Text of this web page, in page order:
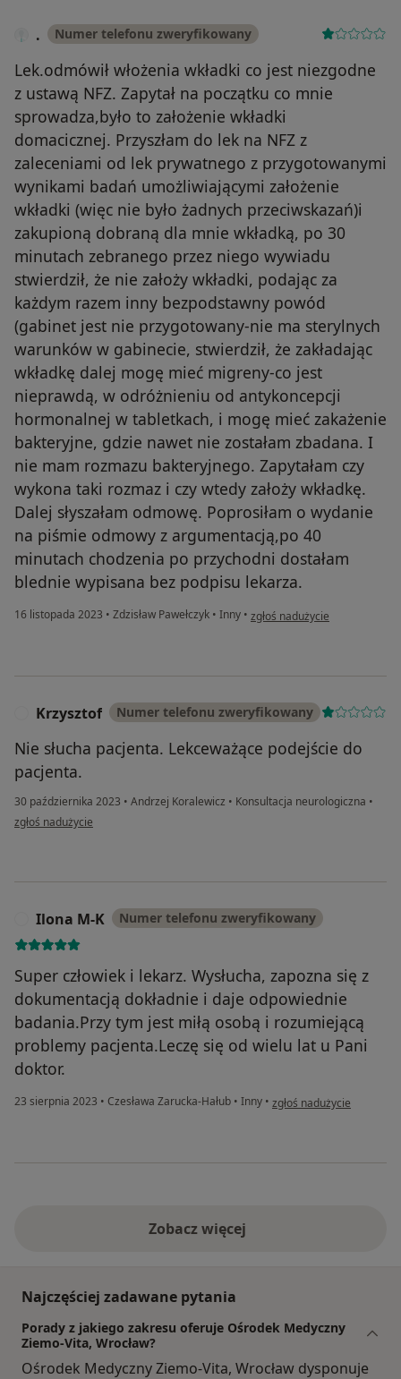
. Numer telefonu zweryfikowany
Lek.odmówił włożenia wkładki co jest niezgodne
z ustawą NFZ. Zapytał na początku co mnie
sprowadza,było to założenie wkładki
domacicznej. Przyszłam do lek na NFZ z
zaleceniami od lek prywatnego z przygotowanymi
wynikami badań umożliwiającymi założenie
wkładki (więc nie było żadnych przeciwskazań)i
zakupioną dobraną dla mnie wkładką, po 30
minutach zebranego przez niego wywiadu
stwierdził, że nie założy wkładki, podając za
każdym razem inny bezpodstawny powód
(gabinet jest nie przygotowany-nie ma sterylnych
warunków w gabinecie, stwierdził, że zakładając
wkładkę dalej mogę mieć migreny-co jest
nieprawdą, w odróżnieniu od antykoncepcji
hormonalnej w tabletkach, i mogę mieć zakażenie
bakteryjne, gdzie nawet nie zostałam zbadana. I
nie mam rozmazu bakteryjnego. Zapytałam czy
wykona taki rozmaz i czy wtedy założy wkładkę.
Dalej słyszałam odmowę. Poprosiłam o wydanie
na piśmie odmowy z argumentacją,po 40
minutach chodzenia po przychodni dostałam
blednie wypisana bez podpisu lekarza.
16 listopada 2023 • Zdzisław Pawełczyk • Inny • w opinii użytkownika .
zgłoś nadużycie
Krzysztof Numer telefonu zweryfikowany
Nie słucha pacjenta. Lekceważące podejście do
pacjenta.
30 października 2023 • Andrzej Koralewicz • Konsultacja neurologiczna •
w opinii użytkownika Krzysztof
zgłoś nadużycie
Ilona M-K Numer telefonu zweryfikowany
Super człowiek i lekarz. Wysłucha, zapozna się z
dokumentacją dokładnie i daje odpowiednie
badania.Przy tym jest miłą osobą i rozumiejącą
problemy pacjenta.Leczę się od wielu lat u Pani
doktor.
23 sierpnia 2023 • Czesława Zarucka-Hałub • Inny • w opinii użytkownika
zgłoś nadużycie
Zobacz więcej
Najczęściej zadawane pytania
Porady z jakiego zakresu oferuje Ośrodek Medyczny
Ziemo-Vita, Wrocław?
Ośrodek Medyczny Ziemo-Vita, Wrocław dysponuje